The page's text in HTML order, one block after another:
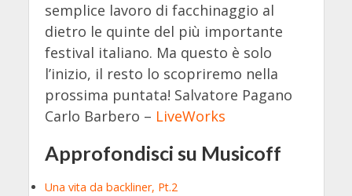
semplice lavoro di facchinaggio al
dietro le quinte del più importante
festival italiano. Ma questo è solo
l’inizio, il resto lo scopriremo nella
prossima puntata! Salvatore Pagano
Carlo Barbero – LiveWorks
Approfondisci su Musicoff
Una vita da backliner, Pt.2